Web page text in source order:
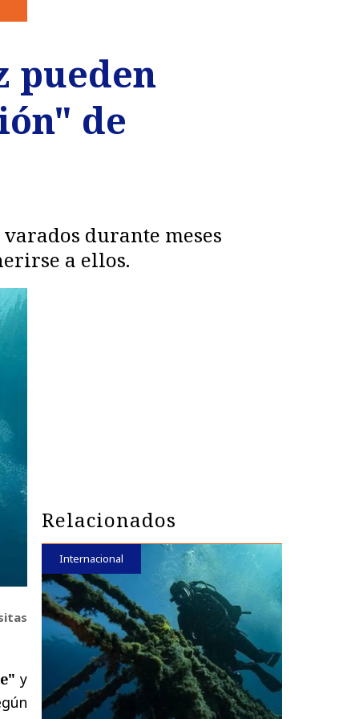
pueden
de
durante meses
a ellos.
y
Relacionados
Internacional